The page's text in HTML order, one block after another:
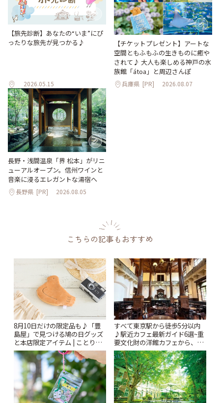
【旅先診断】あなたの“いま”にぴ
ったりな旅先が見つかる♪
2026.05.15
【チケットプレゼント】アートな
空間ともふもふの生きものに癒や
されて♪ 大人も楽しめる神戸の水
族館「átoa」と周辺さんぽ
兵庫県 [PR] 2026.08.07
長野・浅間温泉「界 松本」がリニ
ューアルオープン。信州ワインと
音楽に浸るエレガントな湯宿へ
長野県 [PR] 2026.08.05
こちらの記事もおすすめ
8月10日だけの限定品も♪「豊
島屋」で見つける鳩の日グッズ
と本店限定アイテム | ことりっ
ぷ
すべて東京駅から徒歩5分以内
♪駅近カフェ最新ガイド6選~重
要文化財の洋館カフェから、改
札すぐのレトロ喫茶まで~ | こと
りっぷ